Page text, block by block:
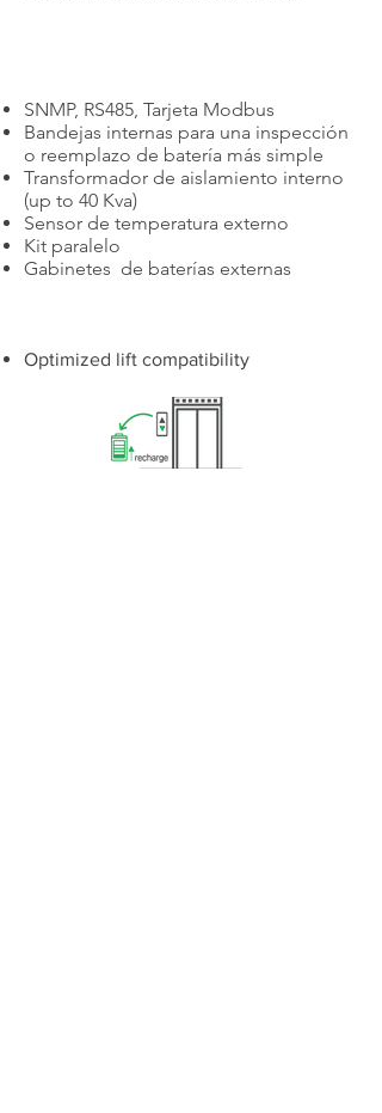
SNMP, RS485, Tarjeta Modbus
Bandejas internas para una inspección
o reemplazo de batería más simple
Transformador de aislamiento interno
(up to 40 Kva)
Sensor de temperatura externo
Kit paralelo
Gabinetes de baterías externas
Optimized lift compatibility